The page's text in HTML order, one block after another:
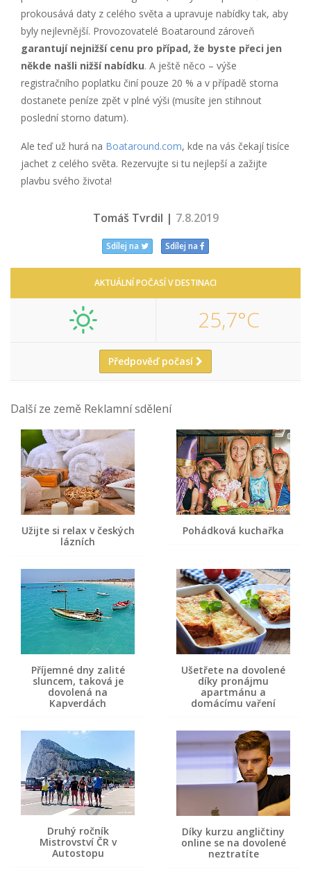
prokousává daty z celého světa a upravuje nabídky tak, aby
byly nejlevnější. Provozovatelé Boataround zároveň
garantují nejnižší cenu pro případ, že byste přeci jen
někde našli nižší nabídku. A ještě něco – výše
registračního poplatku činí pouze 20 % a v případě storna
dostanete peníze zpět v plné výši (musíte jen stihnout
poslední storno datum).
Ale teď už hurá na Boataround.com, kde na vás čekají tisíce
jachet z celého světa. Rezervujte si tu nejlepší a zažijte
plavbu svého života!
Tomáš Tvrdil | 7.8.2019
Sdílej na Sdílej na
AKTUÁLNÍ POČASÍ V DESTINACI
25,7°C
Předpověď počasí
Další ze země Reklamní sdělení
Užijte si relax v českých
lázních
Pohádková kuchařka
Příjemné dny zalité
sluncem, taková je
dovolená na
Kapverdách
Ušetřete na dovolené
díky pronájmu
apartmánu a
domácímu vaření
Druhý ročník
Mistrovství ČR v
Autostopu
Díky kurzu angličtiny
online se na dovolené
neztratíte